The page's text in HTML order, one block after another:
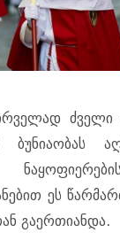
ძველი
ეს
გაერთიანდა.